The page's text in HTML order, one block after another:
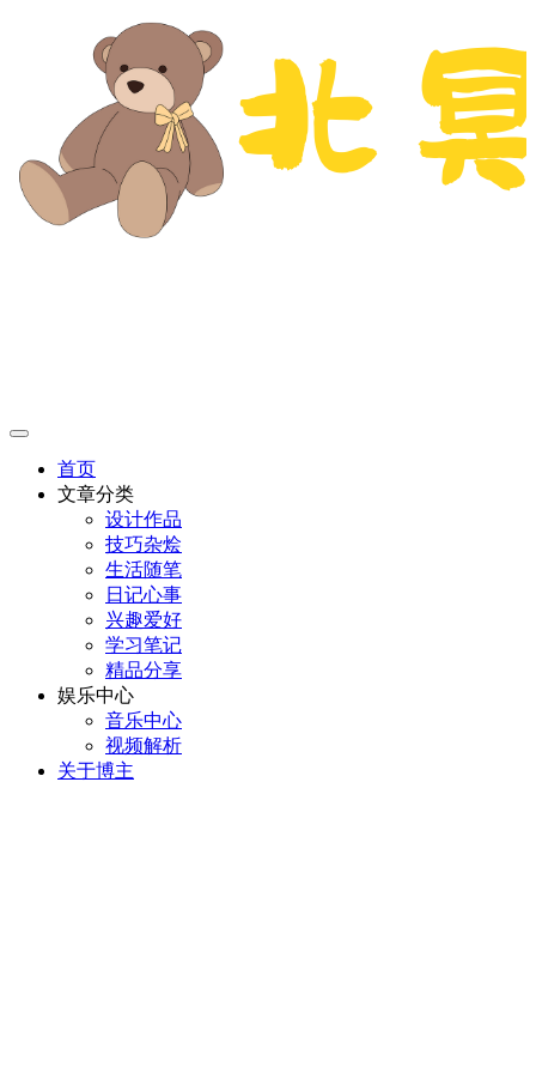
首页
文章分类
设计作品
技巧杂烩
生活随笔
日记心事
兴趣爱好
学习笔记
精品分享
娱乐中心
音乐中心
视频解析
关于博主